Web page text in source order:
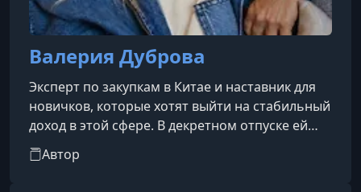
Валерия Дуброва
Эксперт по закупкам в Китае и наставник для
новичков, которые хотят выйти на стабильный
доход в этой сфере. В декретном отпуске ей
удалось построить собственный заработок,
достигнув уровня двух миллионов в месяц.
Автор